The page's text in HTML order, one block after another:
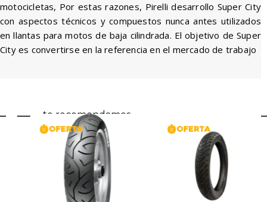
motocicletas, Por estas razones, Pirelli desarrollo Super City
con aspectos técnicos y compuestos nunca antes utilizados
en llantas para motos de baja cilindrada. El objetivo de Super
City es convertirse en la referencia en el mercado de trabajo
te recomendamos...